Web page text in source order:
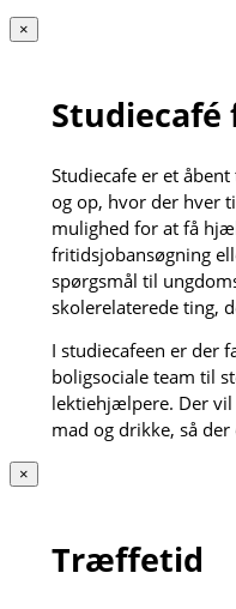
×
Studiecafé
Studiecafe er et
og op, hvor der hver
mulighed for at få
fritidsjobansøgning
spørgsmål til
skolerelaterede ting,
I studiecafeen er der
boligsociale team til
lektiehjælpere. Der
mad og drikke, så
×
Træffetid